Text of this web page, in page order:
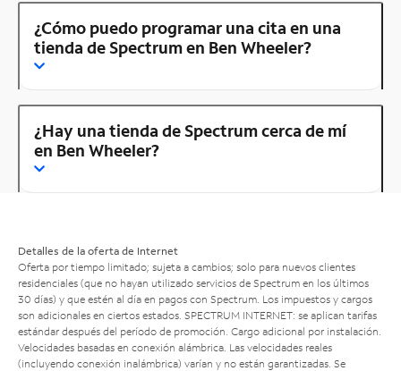
¿Cómo puedo programar una cita en una
tienda de Spectrum en Ben Wheeler?
¿Hay una tienda de Spectrum cerca de mí
en Ben Wheeler?
Detalles de la oferta de Internet
Oferta por tiempo limitado; sujeta a cambios; solo para nuevos clientes
residenciales (que no hayan utilizado servicios de Spectrum en los últimos
30 días) y que estén al día en pagos con Spectrum. Los impuestos y cargos
son adicionales en ciertos estados. SPECTRUM INTERNET: se aplican tarifas
estándar después del período de promoción. Cargo adicional por instalación.
Velocidades basadas en conexión alámbrica. Las velocidades reales
(incluyendo conexión inalámbrica) varían y no están garantizadas. Se